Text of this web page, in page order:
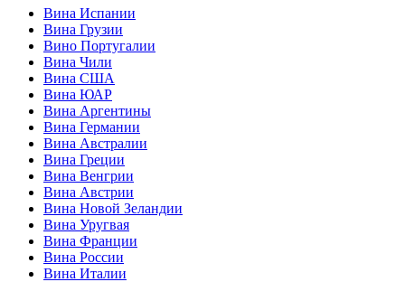
Вина Испании
Вина Грузии
Вино Португалии
Вина Чили
Вина США
Вина ЮАР
Вина Аргентины
Вина Германии
Вина Австралии
Вина Греции
Вина Венгрии
Вина Австрии
Вина Новой Зеландии
Вина Уругвая
Вина Франции
Вина России
Вина Италии